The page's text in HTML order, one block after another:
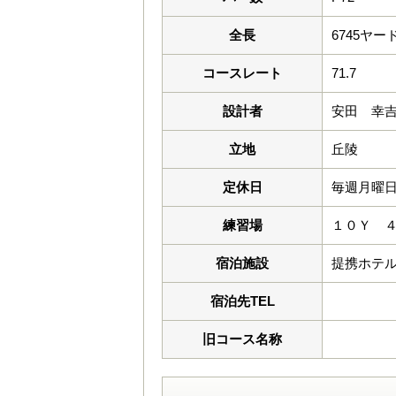
全長 6745ヤー
コースレート 71.7
設計者 安田 幸
立地 丘陵
定休日 毎週月曜
練習場 １０Ｙ
宿泊施設 提携ホテ
宿泊先TEL
旧コース名称